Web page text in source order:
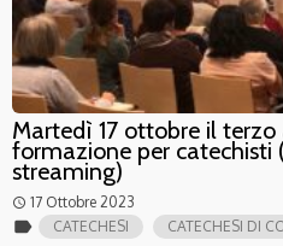
Martedì 17 ottobre il
formazione per catechisti
streaming)
access_time 17 Ottobre 2023
label CATECHESI CATECHESI DI